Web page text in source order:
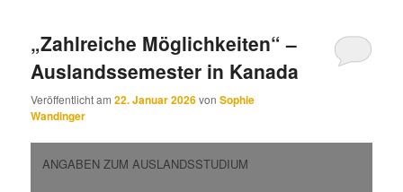
„Zahlreiche Möglichkeiten“ –
Auslandssemester in Kanada
Veröffentlicht am22. Januar 2026vonSophie
Wandinger
ANGABEN ZUM AUSLANDSSTUDIUM